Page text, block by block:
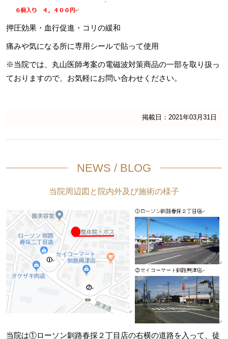
押圧効果・血行促進・コリの緩和
痛みや気になる所に専用シールで貼って使用
※当院では、丸山医師考案の電磁波対策商品の一部を取り扱っ
ておりますので、お気軽にお問い合わせください。
掲載日：2021年03月31日
NEWS / BLOG
当院周辺図と院内外及び施術の様子
当院は①ローソン釧路春採２丁目店の右横の道路を入って、徒